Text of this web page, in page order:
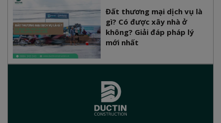
Đất thương mại dịch vụ là
gì? Có được xây nhà ở
không? Giải đáp pháp lý
mới nhất